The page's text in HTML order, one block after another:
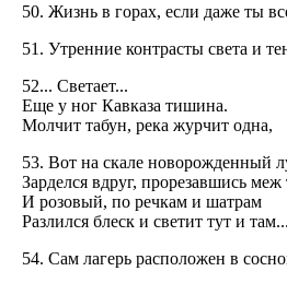
50. Жизнь в горах, если даже ты
51. Утренние контрасты света и
52... Светает...
Еще у ног Кавказа тишина.
Молчит табун, река журчит одна,
53. Вот на скале новорожденный
Зарделся вдруг, прорезавшись меж
И розовый, по речкам и шатрам
Разлился блеск и светит тут и там...
54. Сам лагерь расположен в